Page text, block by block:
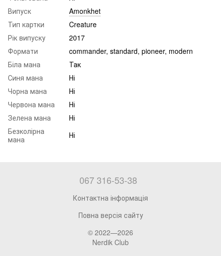
Випуск
Amonkhet
Тип картки
Creature
Рік випуску
2017
Формати
commander, standard, pioneer, modern
Біла мана
Так
Синя мана
Ні
Чорна мана
Ні
Червона мана
Ні
Зелена мана
Ні
Безколірна
мана
Ні
067 316-53-38
Контактна інформація
Повна версія сайту
© 2022—2026
Nerdik Club